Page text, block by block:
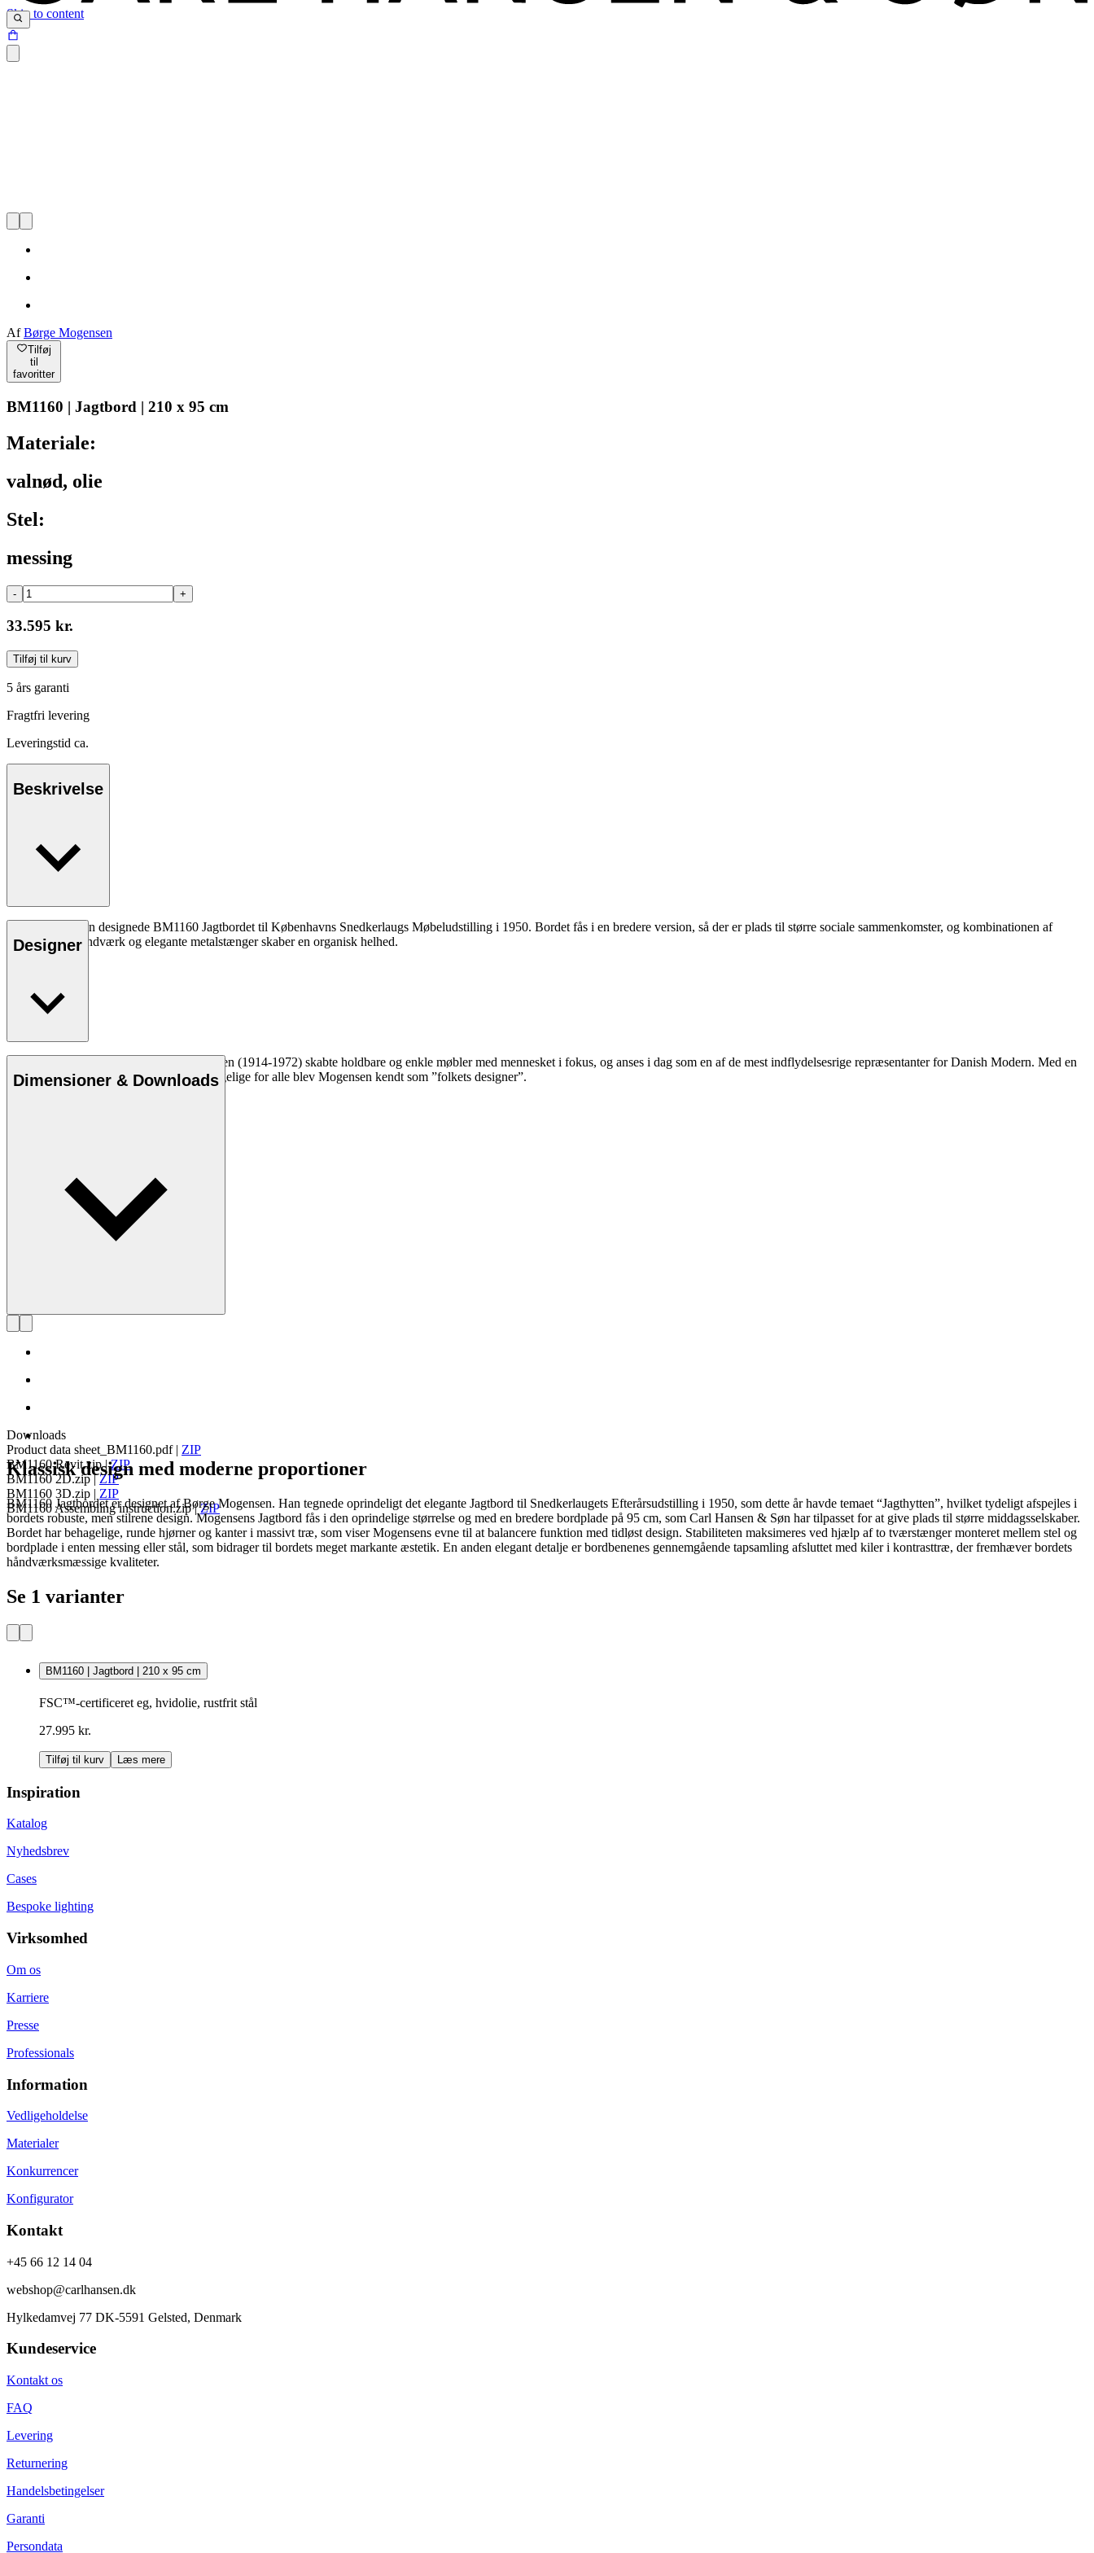
Skip to content
AfBørge Mogensen
Tilføj
til
favoritter
BM1160 | Jagtbord | 210 x 95 cm
Materiale:
valnød, olie
Stel:
messing
- +
33.595 kr.
Tilføj til kurv
5 års garanti
Fragtfri levering
Leveringstid ca.
Beskrivelse
Børge Mogensen designede BM1160 Jagtbordet til Københavns Snedkerlaugs Møbeludstilling i 1950. Bordet fås i en bredere version, så der er plads til større sociale sammenkomster, og kombinationen af
fremragende håndværk og elegante metalstænger skaber en organisk helhed.
Designer
Møbelsnedker og designer Børge Mogensen (1914-1972) skabte holdbare og enkle møbler med mennesket i fokus, og anses i dag som en af de mest indflydelsesrige repræsentanter for Danish Modern. Med en
mission om at gøre kvalitetsmøbler tilgængelige for alle blev Mogensen kendt som ”folkets designer”.
Dimensioner & Downloads
Downloads
Product data sheet_BM1160.pdf| ZIP
BM1160 Revit.zip|ZIP
BM1160 2D.zip|ZIP
BM1160 3D.zip | ZIP
BM1160 Assembling instruction.zip|ZIP
Klassisk design med moderne proportioner
BM1160 Jagtbordet er designet af Børge Mogensen. Han tegnede oprindeligt det elegante Jagtbord til Snedkerlaugets Efterårsudstilling i 1950, som dette år havde temaet “Jagthytten”, hvilket tydeligt afspejles i
bordets robuste, men stilrene design. Mogensens Jagtbord fås i den oprindelige størrelse og med en bredere bordplade på 95 cm, som Carl Hansen & Søn har tilpasset for at give plads til større middagsselskaber.
Bordet har behagelige, runde hjørner og kanter i massivt træ, som viser Mogensens evne til at balancere funktion med tidløst design. Stabiliteten maksimeres ved hjælp af to tværstænger monteret mellem stel og
bordplade i enten messing eller stål, som bidrager til bordets meget markante æstetik. En anden elegant detalje er bordbenenes gennemgående tapsamling afsluttet med kiler i kontrasttræ, der fremhæver bordets
håndværksmæssige kvaliteter.
Se 1 varianter
BM1160 | Jagtbord | 210 x 95 cm
FSC™-certificeret eg, hvidolie, rustfrit stål
27.995 kr.
Tilføj til kurv Læs mere
Inspiration
Katalog
Nyhedsbrev
Cases
Bespoke lighting
Virksomhed
Om os
Karriere
Presse
Professionals
Information
Vedligeholdelse
Materialer
Konkurrencer
Konfigurator
Kontakt
+45 66 12 14 04
webshop@carlhansen.dk
Hylkedamvej 77 DK-5591 Gelsted, Denmark
Kundeservice
Kontakt os
FAQ
Levering
Returnering
Handelsbetingelser
Garanti
Persondata